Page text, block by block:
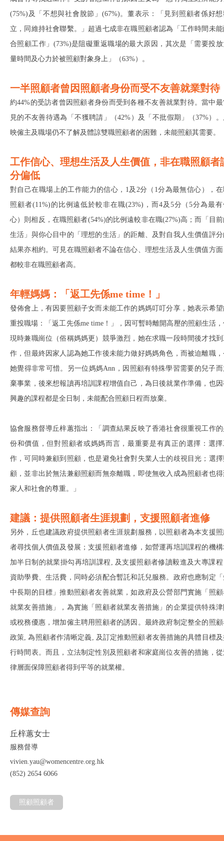
(75%)及「不想與社會脫節」(67%)。董表示：「見到照顧者係好想
立，同維持社會聯繫。」超過七成非在職照顧者認為「工作時間未
合照顧工作」(73%)是阻礙重返職場的最大原因，其次是「需要投
量時間及心力於被照顧對象身上」（63%）。
一半照顧者曾因照顧者身份而受不友善就業對待
約44%的受訪者曾因照顧者身份而受到各種不友善就業對待。當中
見的不友善待遇為「不獲聘請」（42%）及「不批假期」（37%）
映僱主及職場仍不了解及體諒雙職照顧者的困難，未能照顧其需要。
工作信心、理想生活及人生價值，非在職照顧者
分偏低
對自己在職場上的工作能力的信心，1及2分（1分為最無信心），
照顧者(11%)的比例遠低於較非在職(23%)，而4及5分（5分為最有
心）則相反，在職照顧者(54%)的比例遠較非在職(27%)高；而「目
生活」與你心目中的「理想的生活」的距離、及對自我人生價值評
結果亦相約。可見在職照顧者不論在信心、理想生活及人生價值方
都較非在職照顧者高。
年輕媽媽：「返工先係me time！」
發佈會上，有因要照顧子女而未能工作的媽媽叮叮分享，她表示希
重投職場：「返工先係me time！」，因可暫時離開高壓的照顧生活
現時兼職崗位（俗稱媽媽更）競爭激烈，她在求職一段時間後才找
作，但最終因家人認為她工作後未能力做好媽媽角色，而被迫離職
她覺得非常可惜。另一位媽媽Ann，因照顧有特殊學習需要的兒子
棄事業，後來想報讀再培訓課程增值自己，為日後就業作準備，也
興趣的課程都是全日制，未能配合照顧日程而放棄。
協會服務督導丘梓蕙指出：「調查結果反映了香港社會很重視工作
份和價值，但對照顧者或媽媽而言，最重要是有真正的選擇：選擇
作，可同時兼顧到照顧，也是避免社會對失業人士的歧視目光；選
顧，並非出於無法兼顧照顧而無奈離職，即使無收入成為照顧者也
家人和社會的尊重。」
建議：提供照顧者生涯規劃，支援照顧者進修
另外，丘也建議政府提供照顧者生涯規劃服務，以照顧者為本支援
者尋找個人價值及發展；支援照顧者進修，如營運再培訓課程的機
加半日制的就業掛勾再培訓課程, 及支援照顧者修讀毅進及大專課程
資助學費、生活費，同時必須配合暫託和託兒服務。政府也應制定
中長期的目標」推動照顧者友善就業，如政府及公營部門實施「照
就業友善措施」，為實施「照顧者就業友善措施」的企業提供特殊
或稅務優惠，增加僱主聘用照顧者的誘因。最終政府制定整全的照
政策, 為照顧者作清晰定義, 及訂定推動照顧者友善措施的具體目標
行時間表。而且，立法制定性別及照顧者和家庭崗位友善的措施，
律層面保障照顧者得到平等的就業權。
傳媒查詢
丘梓蕙女士
服務督導
vivien.yau@womencentre.org.hk
(852) 2654 6066
照顧照顧者